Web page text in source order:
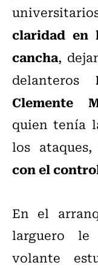
claridad en
cancha,
delanteros
Clemente
quien tenía
los ataques,
con el
En el
larguero
volante